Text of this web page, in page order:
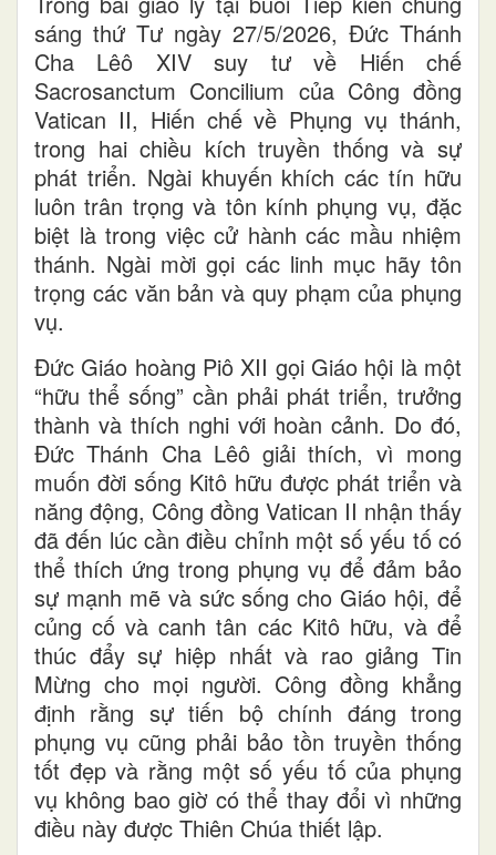
sáng thứ Tư ngày 27/5/2026, Đức Thánh
Cha Lêô XIV suy tư về Hiến chế
Sacrosanctum Concilium của Công đồng
Vatican II, Hiến chế về Phụng vụ thánh,
trong hai chiều kích truyền thống và sự
phát triển. Ngài khuyến khích các tín hữu
luôn trân trọng và tôn kính phụng vụ, đặc
biệt là trong việc cử hành các mầu nhiệm
thánh. Ngài mời gọi các linh mục hãy tôn
trọng các văn bản và quy phạm của phụng
vụ.
Đức Giáo hoàng Piô XII gọi Giáo hội là một
“hữu thể sống” cần phải phát triển, trưởng
thành và thích nghi với hoàn cảnh. Do đó,
Đức Thánh Cha Lêô giải thích, vì mong
muốn đời sống Kitô hữu được phát triển và
năng động, Công đồng Vatican II nhận thấy
đã đến lúc cần điều chỉnh một số yếu tố có
thể thích ứng trong phụng vụ để đảm bảo
sự mạnh mẽ và sức sống cho Giáo hội, để
củng cố và canh tân các Kitô hữu, và để
thúc đẩy sự hiệp nhất và rao giảng Tin
Mừng cho mọi người. Công đồng khẳng
định rằng sự tiến bộ chính đáng trong
phụng vụ cũng phải bảo tồn truyền thống
tốt đẹp và rằng một số yếu tố của phụng
vụ không bao giờ có thể thay đổi vì những
điều này được Thiên Chúa thiết lập.